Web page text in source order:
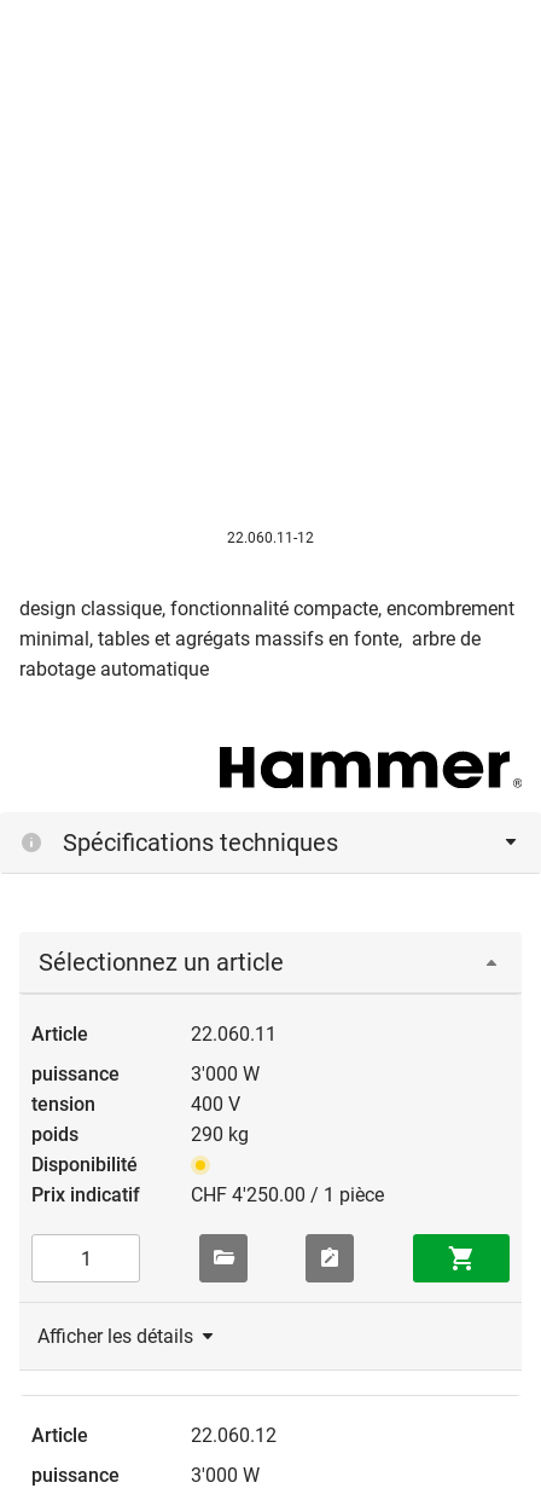
22.060.11-12
design classique, fonctionnalité compacte, encombrement
minimal, tables et agrégats massifs en fonte, arbre de
rabotage automatique
Spécifications techniques
Sélectionnez un article
22.060.11
3'000 W
400 V
290 kg
CHF 4'250.00 / 1 pièce
Afficher les détails
22.060.12
3'000 W